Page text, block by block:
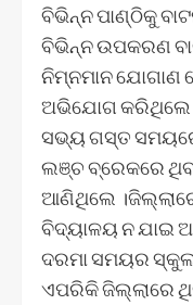
ବିଭିନ୍ନ ପାଣ୍ଠିକୁ
ବିଭିନ୍ନ ଉପକରଣ
ନିମ୍ନମାନ ଯୋଗାଣ
ଅଭିଯୋଗ
ସଭ୍ୟ ଗସ୍ତ
ଲଞ୍ଚ ବ୍ରେକରେ
ଆଣିଥିଲେ
ବିଦ୍ୟାଳୟ ନ ଯାଇ
ଦରମା ସମୟର
ଏପରିକି ଜିଲ୍ଲାରେ